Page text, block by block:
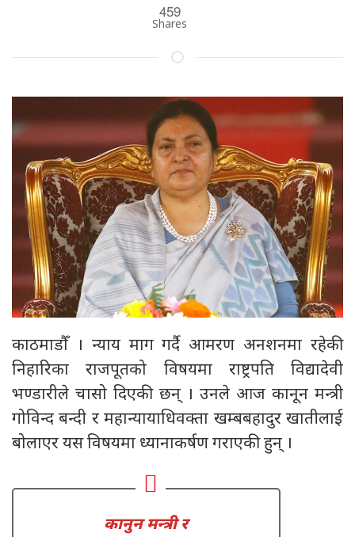
459
Shares
काठमाडौँ । न्याय माग गर्दै आमरण अनशनमा रहेकी
निहारिका राजपूतको विषयमा राष्ट्रपति विद्यादेवी
भण्डारीले चासो दिएकी छन् । उनले आज कानून मन्त्री
गोविन्द बन्दी र महान्यायाधिवक्ता खम्बबहादुर खातीलाई
बोलाएर यस विषयमा ध्यानाकर्षण गराएकी हुन् ।
कानुन मन्त्री र